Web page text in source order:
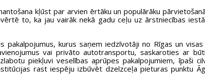
kļūst par arvien ērtāku un populārāku
to, ka jau vairāk nekā gadu ceļu uz ārstniecības
kurus saņem iedzīvotāji no Rīgas un
vai privāto autotransportu, saskaroties ar
piekļuvi veselības aprūpes pakalpojumiem, īpaši
rast iespēju izbūvēt dzelzceļa pieturas punktu